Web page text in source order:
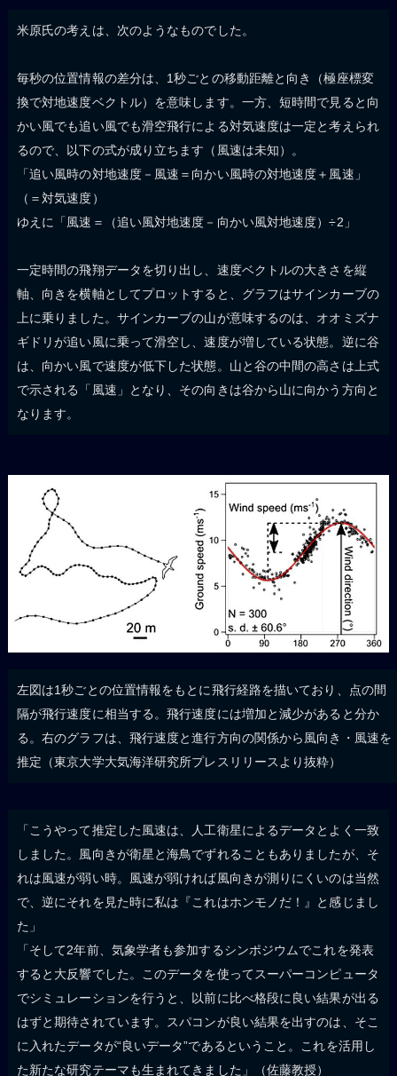
米原氏の考えは、次のようなものでした。
毎秒の位置情報の差分は、1秒ごとの移動距離と向き（極座標変
換で対地速度ベクトル）を意味します。一方、短時間で見ると向
かい風でも追い風でも滑空飛行による対気速度は一定と考えられ
るので、以下の式が成り立ちます（風速は未知）。
「追い風時の対地速度－風速＝向かい風時の対地速度＋風速」
（＝対気速度）
ゆえに「風速＝（追い風対地速度－向かい風対地速度）÷2」
一定時間の飛翔データを切り出し、速度ベクトルの大きさを縦
軸、向きを横軸としてプロットすると、グラフはサインカーブの
上に乗りました。サインカーブの山が意味するのは、オオミズナ
ギドリが追い風に乗って滑空し、速度が増している状態。逆に谷
は、向かい風で速度が低下した状態。山と谷の中間の高さは上式
で示される「風速」となり、その向きは谷から山に向かう方向と
なります。
左図は1秒ごとの位置情報をもとに飛行経路を描いており、点の間
隔が飛行速度に相当する。飛行速度には増加と減少があると分か
る。右のグラフは、飛行速度と進行方向の関係から風向き・風速を
推定（東京大学大気海洋研究所プレスリリースより抜粋）
「こうやって推定した風速は、人工衛星によるデータとよく一致
しました。風向きが衛星と海鳥でずれることもありましたが、そ
れは風速が弱い時。風速が弱ければ風向きが測りにくいのは当然
で、逆にそれを見た時に私は『これはホンモノだ！』と感じまし
た」
「そして2年前、気象学者も参加するシンポジウムでこれを発表
すると大反響でした。このデータを使ってスーパーコンピュータ
でシミュレーションを行うと、以前に比べ格段に良い結果が出る
はずと期待されています。スパコンが良い結果を出すのは、そこ
に入れたデータが“良いデータ”であるということ。これを活用し
た新たな研究テーマも生まれてきました」（佐藤教授）